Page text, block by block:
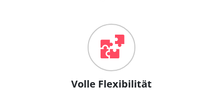
Volle Flexibilität